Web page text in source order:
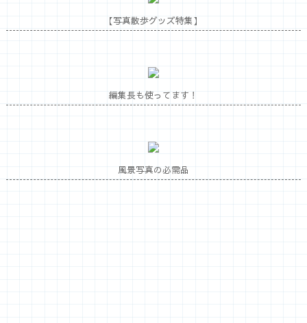
【写真散歩グッズ特集】
編集長も使ってます！
風景写真の必需品